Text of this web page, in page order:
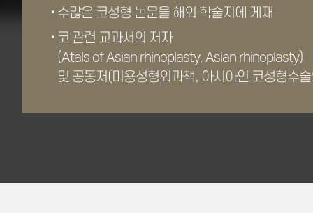
수많은 코성형 논문을 해외 학술지에 게재
코 관련 교과서의 저자
(Atals of Asian rhinoplasty, Asian rhinoplasty)
및 공동저(미용성형외과책, 아시아인 코성형수